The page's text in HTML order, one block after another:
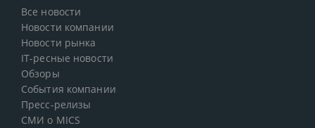
Все новости
Новости компании
Новости рынка
IT-ресные новости
Обзоры
События компании
Пресс-релизы
СМИ о MICS